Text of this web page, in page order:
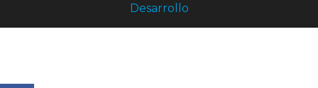
Desarrollo